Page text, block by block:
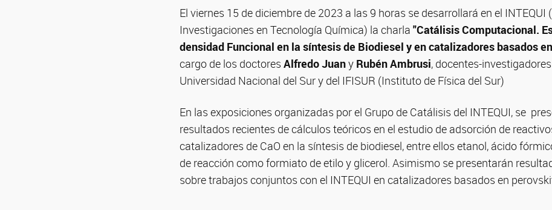
El viernes 15 de diciembre de 2023 a las 9 horas se desarrollará en el
Investigaciones en Tecnología Química) la charla "Catálisis Computacional.
densidad Funcional en la síntesis de Biodiesel y en catalizadores basados
cargo de los doctores Alfredo Juany Rubén Ambrusi, docentes-
Universidad Nacional del Sur y del IFISUR (Instituto de Física del Sur)
En las exposiciones organizadas por el Grupo de Catálisis del INTEQUI, se
resultados recientes de cálculos teóricos en el estudio de adsorción de
catalizadores de CaO en la síntesis de biodiesel, entre ellos etanol, ácido
de reacción como formiato de etilo y glicerol. Asimismo se presentarán
sobre trabajos conjuntos con el INTEQUI en catalizadores basados en